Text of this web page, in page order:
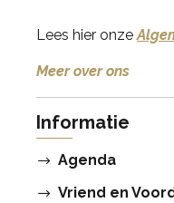
Lees hier onze
Meer over ons
Informatie
Agenda
Vriend en